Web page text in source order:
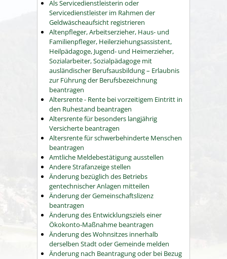
Als Servicedienstleisterin oder
Servicedienstleister im Rahmen der
Geldwäscheaufsicht registrieren
Altenpfleger, Arbeitserzieher, Haus- und
Familienpfleger, Heilerziehungsassistent,
Heilpädagoge, Jugend- und Heimerzieher,
Sozialarbeiter, Sozialpädagoge mit
ausländischer Berufsausbildung – Erlaubnis
zur Führung der Berufsbezeichnung
beantragen
Altersrente - Rente bei vorzeitigem Eintritt in
den Ruhestand beantragen
Altersrente für besonders langjährig
Versicherte beantragen
Altersrente für schwerbehinderte Menschen
beantragen
Amtliche Meldebestätigung ausstellen
Andere Strafanzeige stellen
Änderung bezüglich des Betriebs
gentechnischer Anlagen mitteilen
Änderung der Gemeinschaftslizenz
beantragen
Änderung des Entwicklungsziels einer
Ökokonto-Maßnahme beantragen
Änderung des Wohnsitzes innerhalb
derselben Stadt oder Gemeinde melden
Änderung nach Beantragung oder bei Bezug